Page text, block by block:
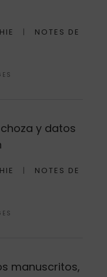
NOTES DE
y datos
NOTES DE
manuscritos,